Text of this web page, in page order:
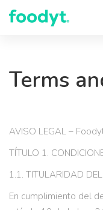
Terms
AVISO LEGAL –
TÍTULO 1.
1.1. TITULARIDAD
En cumplimiento del